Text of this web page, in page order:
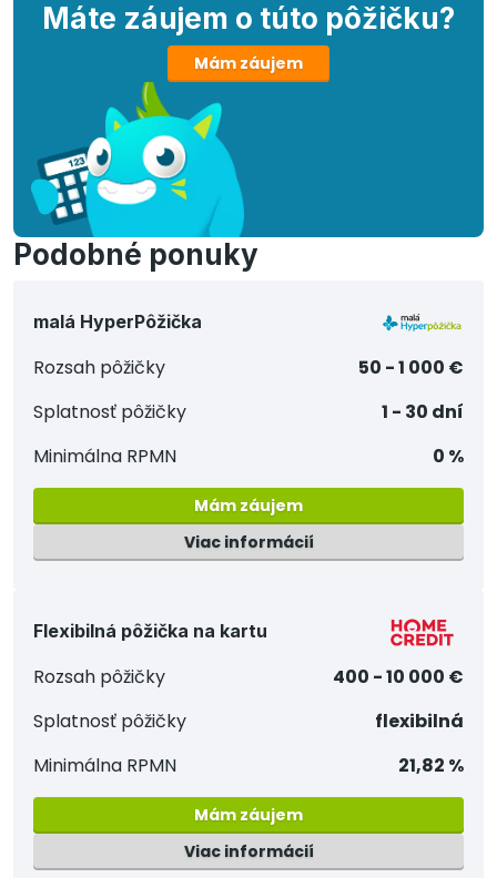
Máte záujem o túto pôžičku?
Mám záujem
Podobné ponuky
malá HyperPôžička
Rozsah pôžičky
50 - 1 000 €
Splatnosť pôžičky
1 - 30 dní
Minimálna RPMN
0 %
Mám záujem
Viac informácií
Flexibilná pôžička na kartu
Rozsah pôžičky
400 - 10 000 €
Splatnosť pôžičky
flexibilná
Minimálna RPMN
21,82 %
Mám záujem
Viac informácií